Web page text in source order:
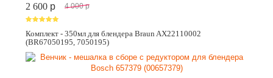
2 600 p 4 000 p
Комплект - 350мл для блендера Braun AX22110002
(BR67050195, 7050195)